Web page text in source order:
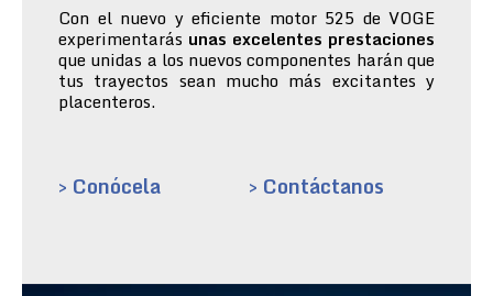
Con el nuevo y eficiente motor 525 de VOGE
experimentarás unas excelentes prestaciones
que unidas a los nuevos componentes harán que
tus trayectos sean mucho más excitantes y
placenteros.
> Conócela > Contáctanos